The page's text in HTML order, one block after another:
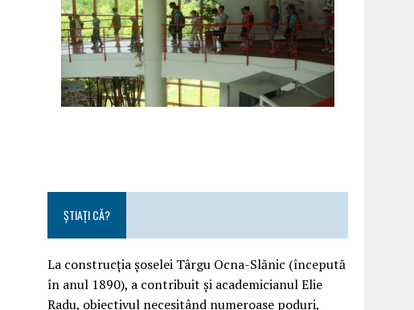
ȘTIAȚI CĂ?
La construcția șoselei Târgu Ocna-Slănic (începută
în anul 1890), a contribuit și academicianul Elie
Radu, obiectivul necesitând numeroase poduri,